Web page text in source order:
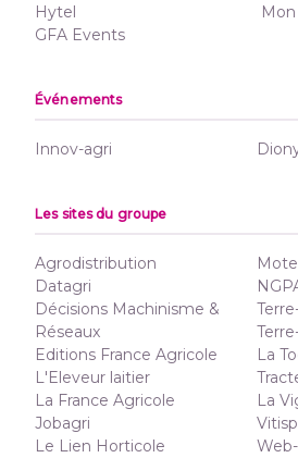
Hytel
GFA Events
Événements
Innov-agri
Les sites du groupe
Agrodistribution
Datagri
Décisions Machinisme &
Réseaux
Editions France Agricole
L'Eleveur laitier
La France Agricole
Jobagri
Le Lien Horticole
La
La